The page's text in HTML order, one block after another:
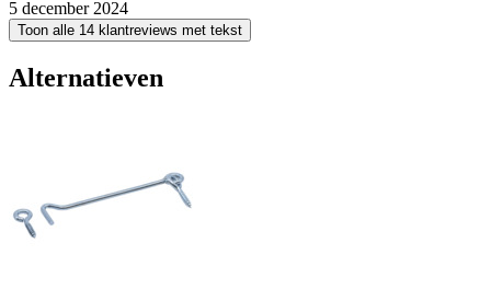
5 december 2024
Toon alle 14 klantreviews met tekst
Alternatieven